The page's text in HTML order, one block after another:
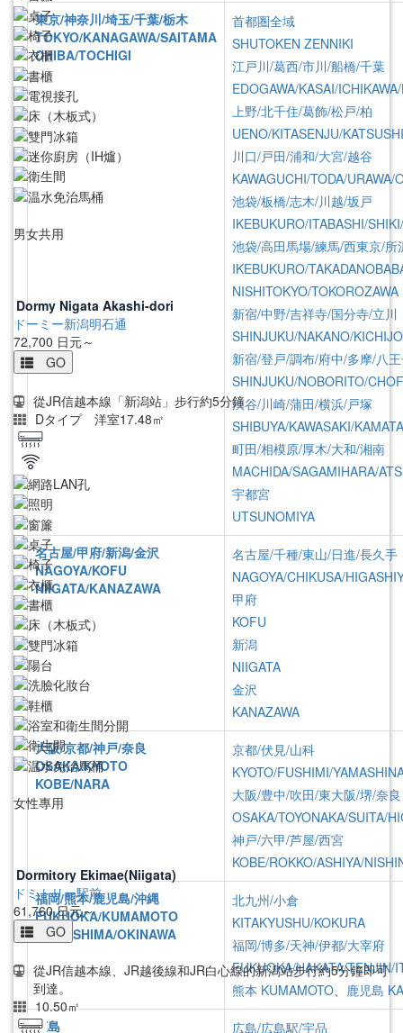
東京/神奈川/埼玉/千葉/栃木
TOKYO/KANAGAWA/SAITAMA
CHIBA/TOCHIGI
首都圏全域
SHUTOKEN ZENNIKI
江戸川/葛西/市川/船橋/千葉
EDOGAWA/KASAI/
上野/北千住/葛飾/松戸/柏
UENO/KITASENJU/
川口/戸田/浦和/大宮/越谷
KAWAGUCHI/TODA/URAWA/
池袋/板橋/志木/川越/坂戸
IKEBUKURO/ITABASHI/
池袋/高田馬場/練馬/西東京/所
IKEBUKURO/
NISHITOKYO/TOKOROZAWA
新宿/中野/吉祥寺/国分寺/立川
SHINJUKU/NAKANO/
新宿/登戸/調布/府中/多摩/八
SHINJUKU/NOBORITO/
渋谷/川崎/蒲田/横浜/戸塚
SHIBUYA/KAWASAKI/
町田/相模原/厚木/大和/湘南
MACHIDA/SAGAMIHARA/
宇都宮
UTSUNOMIYA
名古屋/甲府/新潟/金沢
NAGOYA/KOFU
NIIGATA/KANAZAWA
名古屋/千種/東山/日進/長久手
NAGOYA/CHIKUSA/
甲府
KOFU
新潟
NIIGATA
金沢
KANAZAWA
大阪/京都/神戸/奈良
OSAKA/KYOTO
KOBE/NARA
京都/伏見/山科
KYOTO/FUSHIMI/
大阪/豊中/吹田/東大阪/堺/奈良
OSAKA/TOYONAKA/SUITA/
神戸/六甲/芦屋/西宮
KOBE/ROKKO/ASHIYA/
福岡/熊本/鹿児島/沖縄
FUKUOKA/KUMAMOTO
KAGOSHIMA/OKINAWA
北九州/小倉
KITAKYUSHU/KOKURA
福岡/博多/天神/伊都/大宰府
FUKUOKA/HAKATA/TENJIN/
熊本 KUMAMOTO、 鹿児島
広島
広島/広島駅/宇品
男女共用
Dormy Nigata Akashi-dori
ドーミー新潟明石通
72,700 日元～
GO
從JR信越本線「新潟站」步行約5分鐘
Dタイプ 洋室17.48㎡
女性專用
Dormitory Ekimae(Niigata)
ドミトリー駅前
61,760日元～
GO
從JR信越本線、JR越後線和JR白心線的新潟站步行約5分鐘即可
到達。
10.50㎡